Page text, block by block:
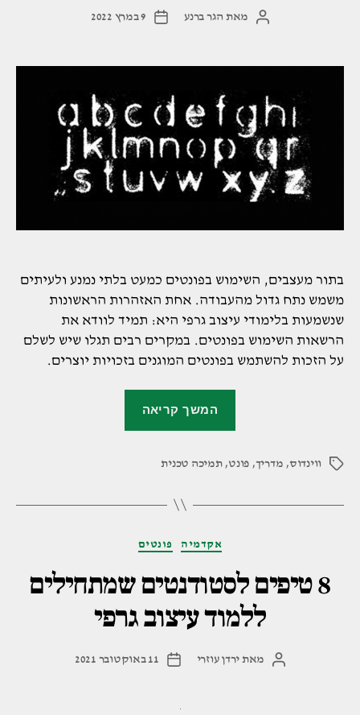
המחבר
מאת הגר ברנע
תאריך
9 במרץ 2022
בתור מעצבים, השימוש בפונטים כמעט בלתי נמנע ולעיתים
משמש נתח גדול מהעבודה. אחת האזהרות הראשונות
שנשמעות בלימודי עיצוב גרפי היא: תמיד לוודא את
הרשאות השימוש בפונטים. במקרים רבים תגלו שיש לשלם
על הזכות להשתמש בפונטים המוגנים בזכויות יוצרים.
המשך קריאה
תגיותווינדוס, מדריך, פונט,תמיכה טכנית
קטגוריות אקדמיה פונטים
8 טיפים לסטודנטים שמתחילים
ללמוד עיצוב גרפי
המחבר
מאת ירדן עוזרי
תאריך
11 באוקטובר 2021